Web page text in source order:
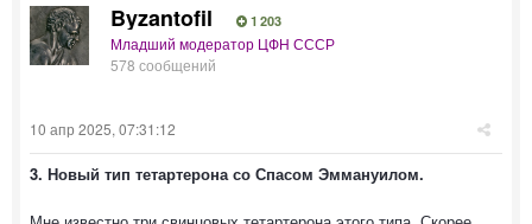
Byzantofil 1 203
Младший модератор ЦФН СССР
578 сообщений
10 апр 2025, 07:31:12
3. Новый тип тетартерона со Спасом Эммануилом.